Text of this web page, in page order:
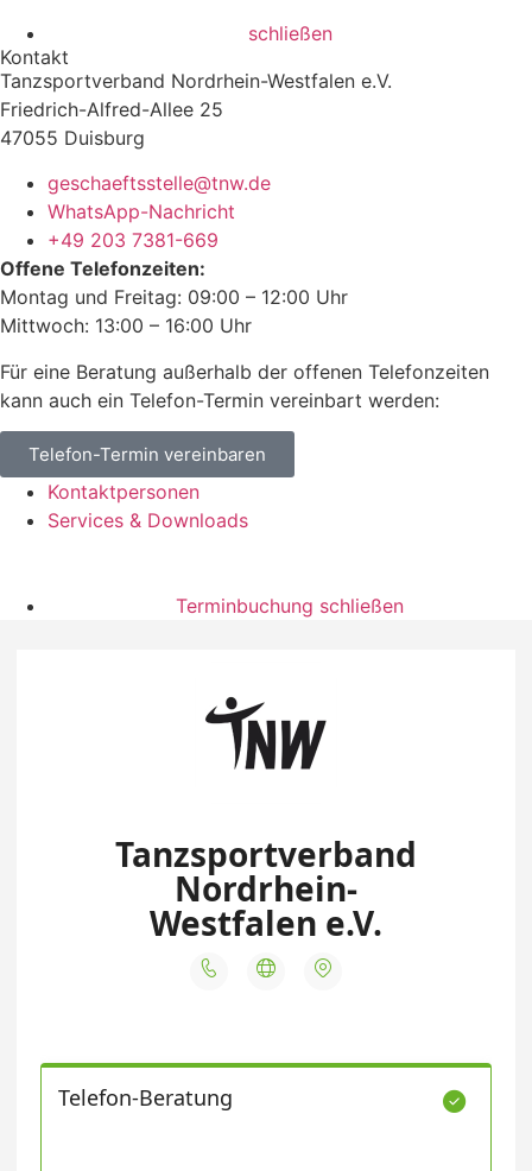
schließen
Kontakt
Tanzsportverband Nordrhein-Westfalen e.V.
Friedrich-Alfred-Allee 25
47055 Duisburg
geschaeftsstelle@tnw.de
WhatsApp-Nachricht
+49 203 7381-669
Offene Telefonzeiten:
Montag und Freitag: 09:00 – 12:00 Uhr
Mittwoch: 13:00 – 16:00 Uhr
Für eine Beratung außerhalb der offenen Telefonzeiten
kann auch ein Telefon-Termin vereinbart werden:
Telefon-Termin vereinbaren
Kontaktpersonen
Services & Downloads
Terminbuchung schließen